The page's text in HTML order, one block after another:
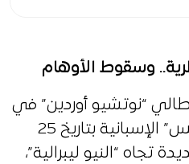
وسقوط الأوهام
“نوتشيو أوردين” في
مقابلة مع صحيفة” الباييس” الإسبانية بتاريخ 25
شديدة تجاه “النيو ليبرالية”،